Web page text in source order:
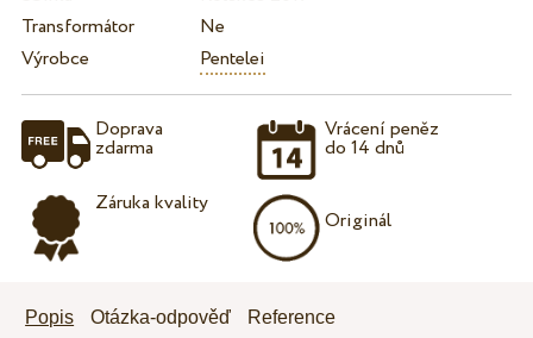
Transformátor
Ne
Výrobce
Pentelei
Doprava
zdarma
Záruka kvality
Vrácení peněz
do 14 dnů
Originál
Popis Otázka-odpověď Reference